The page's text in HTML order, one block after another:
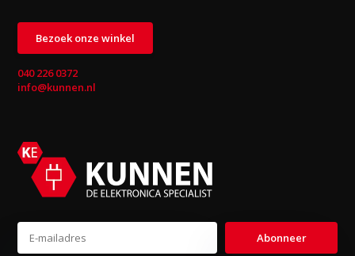
Bezoek onze winkel
040 226 0372
info@kunnen.nl
Abonneer